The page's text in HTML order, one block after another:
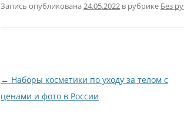
Запись опубликована 24.05.2022 в рубрике Без
Навигация
по
← Наборы косметики по уходу за телом с
ценами и фото в России